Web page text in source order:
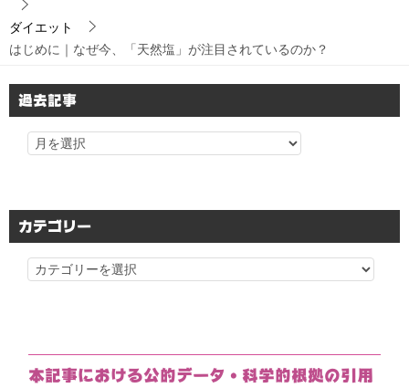
ダイエット
はじめに｜なぜ今、「天然塩」が注目されているのか？
過去記事
カテゴリー
カ
ー
本記事における公的データ・科学的根拠の引用